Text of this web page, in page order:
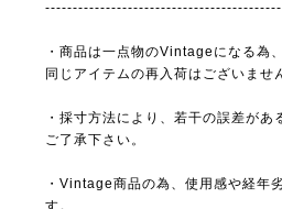
・商品は一点物のVintageになる為
同じアイテムの再入荷はございませ
・採寸方法により、若干の誤差があ
ご了承下さい。
・Vintage商品の為、使用感や経年
す。